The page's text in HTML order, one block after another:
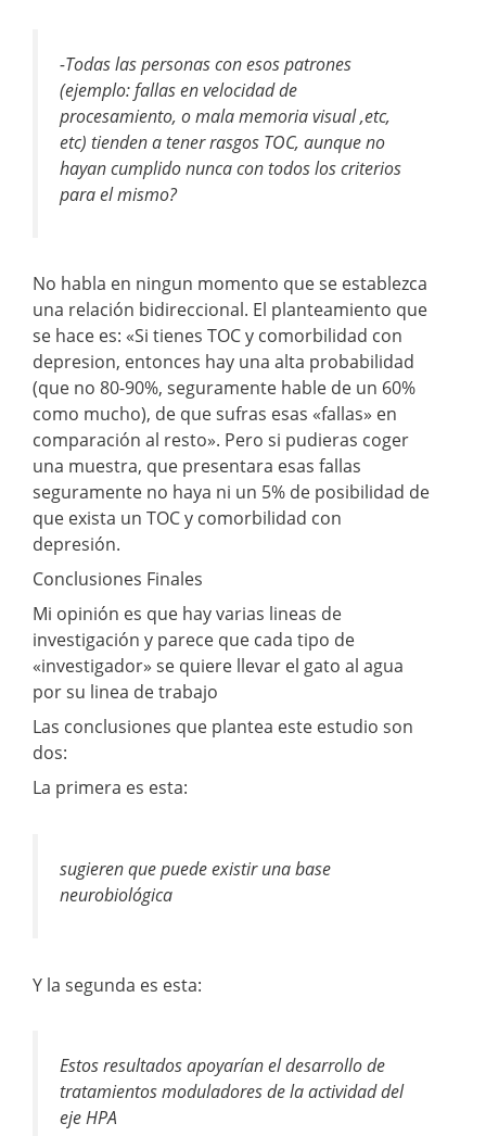
-Todas las personas con esos patrones
(ejemplo: fallas en velocidad de
procesamiento, o mala memoria visual ,etc,
etc) tienden a tener rasgos TOC, aunque no
hayan cumplido nunca con todos los criterios
para el mismo?
No habla en ningun momento que se establezca
una relación bidireccional. El planteamiento que
se hace es: «Si tienes TOC y comorbilidad con
depresion, entonces hay una alta probabilidad
(que no 80-90%, seguramente hable de un 60%
como mucho), de que sufras esas «fallas» en
comparación al resto». Pero si pudieras coger
una muestra, que presentara esas fallas
seguramente no haya ni un 5% de posibilidad de
que exista un TOC y comorbilidad con
depresión.
Conclusiones Finales
Mi opinión es que hay varias lineas de
investigación y parece que cada tipo de
«investigador» se quiere llevar el gato al agua
por su linea de trabajo
Las conclusiones que plantea este estudio son
dos:
La primera es esta:
sugieren que puede existir una base
neurobiológica
Y la segunda es esta:
Estos resultados apoyarían el desarrollo de
tratamientos moduladores de la actividad del
eje HPA